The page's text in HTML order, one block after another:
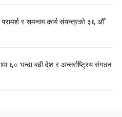
परामर्श र समन्वय कार्य संयन्त्रको ३६ औँ
६० भन्दा बढी देश र अन्तर्राष्ट्रिय संगठन